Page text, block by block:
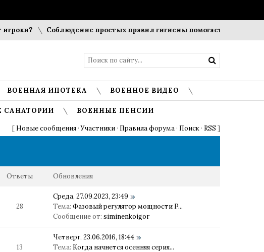
Соблюдение простых правил гигиены помогает сохранить
ВОЕННАЯ ИПОТЕКА ВОЕННОЕ ВИДЕО
САНАТОРИИ ВОЕННЫЕ ПЕНСИИ
[ Новые сообщения ·Участники · Правила форума · Поиск · RSS ]
Ответы Обновления
28
Среда, 27.09.2023, 23:49
Тема: Фазовый регулятор мощности P...
Сообщение от: siminenkoigor
13
Четверг, 23.06.2016, 18:44
Тема: Когда начнется осенняя серия...